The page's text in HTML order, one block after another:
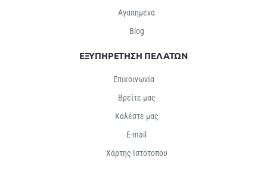
Αγαπημένα
Βlog
ΕΞΥΠΗΡΕΤΗΣΗ ΠΕΛΑΤΩΝ
Επικοινωνία
Βρείτε μας
Καλέστε μας
E-mail
Χάρτης Ιστότοπου